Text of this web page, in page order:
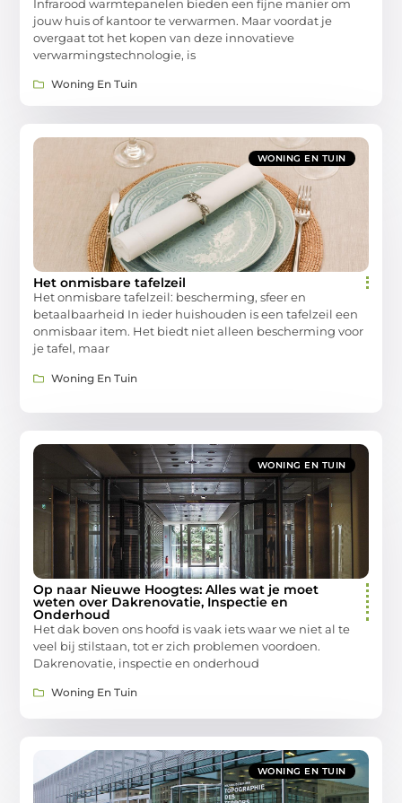
Infrarood warmtepanelen bieden een fijne manier om
jouw huis of kantoor te verwarmen. Maar voordat je
overgaat tot het kopen van deze innovatieve
verwarmingstechnologie, is
Woning En Tuin
WONING EN TUIN
Het onmisbare tafelzeil
Het onmisbare tafelzeil: bescherming, sfeer en
betaalbaarheid In ieder huishouden is een tafelzeil een
onmisbaar item. Het biedt niet alleen bescherming voor
je tafel, maar
Woning En Tuin
WONING EN TUIN
Op naar Nieuwe Hoogtes: Alles wat je moet
weten over Dakrenovatie, Inspectie en
Onderhoud
Het dak boven ons hoofd is vaak iets waar we niet al te
veel bij stilstaan, tot er zich problemen voordoen.
Dakrenovatie, inspectie en onderhoud
Woning En Tuin
WONING EN TUIN